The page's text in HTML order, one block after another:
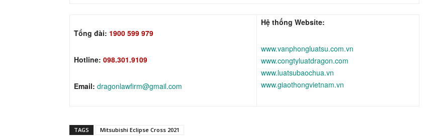
Tổng đài: 1900 599 979
Hotline: 098.301.9109
Email: dragonlawfirm@gmail.com
Hệ thống Website:
www.vanphongluatsu.com.vn
www.congtyluatdragon.com
www.luatsubaochua.vn
www.giaothongvietnam.vn
TAGS Mitsubishi Eclipse Cross 2021